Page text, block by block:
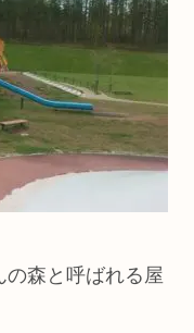
の森と呼ばれる屋